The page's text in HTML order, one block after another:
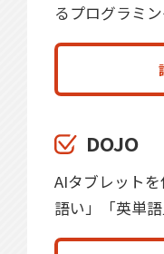
るプログラミン
DOJO
AIタブレット
語い」「英単